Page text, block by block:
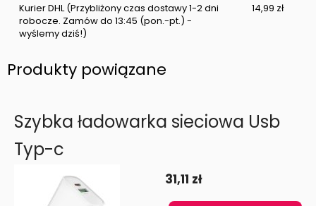
Kurier DHL(Przybliżony czas dostawy 1-2 dni
robocze. Zamów do 13:45 (pon.-pt.) -
wyślemy dziś!)
14,99 zł
Produkty powiązane
Szybka ładowarka sieciowa Usb
Typ-c
31,11 zł